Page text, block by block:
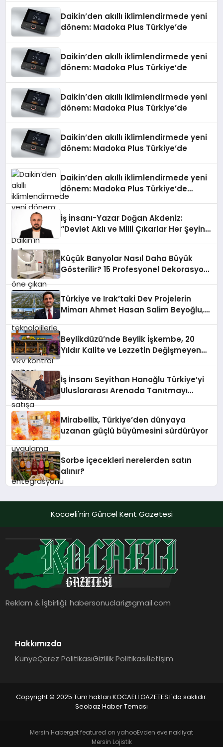
Daikin’den akıllı iklimlendirmede yeni
dönem: Madoka Plus Türkiye’de
Daikin’den akıllı iklimlendirmede yeni
dönem: Madoka Plus Türkiye’de
Daikin’den akıllı iklimlendirmede yeni
dönem: Madoka Plus Türkiye’de
Daikin’den akıllı iklimlendirmede yeni
dönem: Madoka Plus Türkiye’de
Daikin’den akıllı iklimlendirmede yeni
dönem: Madoka Plus Türkiye’de
Daikin’in kullanıcı dostu tasarımıyla
teknolojilerle donatılmış son modeli
VRV kontrol ünitesi Madoka Plus
Türkiye’de satışa sunuldu. Tam
dokunmatik ekranı, mobil uygulama
desteği ve akıllı sensör entegrasyonu
sayesinde iklimlendirme sistemlerinin
yönetimini daha kolay, konforlu ve
verimli hale getiriyor. Enerji
verimliliğini artırırken modern yaşam
İş İnsanı-Yazar Doğan Akdeniz:
“Devlet Aklı ve Milli Çıkarlar Her Şeyin
Küçük Banyolar Nasıl Daha Büyük
Gösterilir? 15 Profesyonel Dekorasyon
Türkiye ve Irak’taki Dev Projelerin
Mimarı Ahmet Hasan Salim Beyoğlu,
Hayata Geçirecek
Beylikdüzü’nde Beylik İşkembe, 20
Yıldır Kalite ve Lezzetin Değişmeyen
İş İnsanı Seyithan Hanoğlu Türkiye’yi
Uluslararası Arenada Tanıtmayı
Mirabellix, Türkiye’den dünyaya
uzanan güçlü büyümesini sürdürüyor
Sorbe içecekleri nerelerden satın
alınır?
Kocaeli'nin Güncel Kent Gazetesi
Reklam & İşbirliği:habersonuclari@gmail.com
Hakkımızda
KünyeÇerez PolitikasıGizlilik Politikasıİletişim
Copyright © 2025 Tüm hakları KOCAELİ GAZETESİ 'da saklıdır.
Seobaz Haber Teması
Mersin Haberget featured on yahooEvden eve nakliyat
Mersin Lojistik